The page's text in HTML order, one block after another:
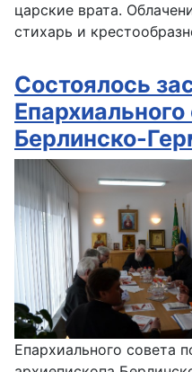
царские врата.
стихарь и
Состоялось
Епархиального
Берлинско-
Епархиального совета